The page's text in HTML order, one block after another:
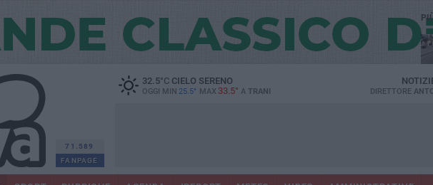
71.589
FANPAGE
32.5°CCIELO SERENO
OGGI MIN 25.5° MAX 33.5° A TRANI DIRETTORE